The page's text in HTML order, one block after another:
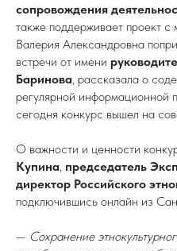
сопровождения
также поддерживает проект с
Валерия Александровна
встречи от имени
Баринова, рассказала о
регулярной информационной
сегодня конкурс вышел на
О важности и ценности
Купина, председатель
директор Российского
подключившись онлайн из
— Сохранение